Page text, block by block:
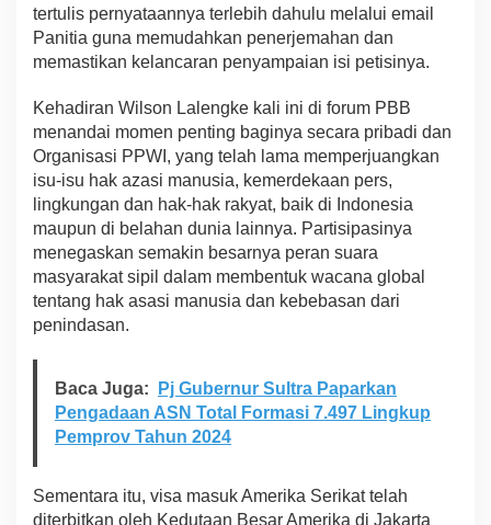
tertulis pernyataannya terlebih dahulu melalui email
Panitia guna memudahkan penerjemahan dan
memastikan kelancaran penyampaian isi petisinya.
Kehadiran Wilson Lalengke kali ini di forum PBB
menandai momen penting baginya secara pribadi dan
Organisasi PPWI, yang telah lama memperjuangkan
isu-isu hak azasi manusia, kemerdekaan pers,
lingkungan dan hak-hak rakyat, baik di Indonesia
maupun di belahan dunia lainnya. Partisipasinya
menegaskan semakin besarnya peran suara
masyarakat sipil dalam membentuk wacana global
tentang hak asasi manusia dan kebebasan dari
penindasan.
Baca Juga:
Pj Gubernur Sultra Paparkan
Pengadaan ASN Total Formasi 7.497 Lingkup
Pemprov Tahun 2024
Sementara itu, visa masuk Amerika Serikat telah
diterbitkan oleh Kedutaan Besar Amerika di Jakarta